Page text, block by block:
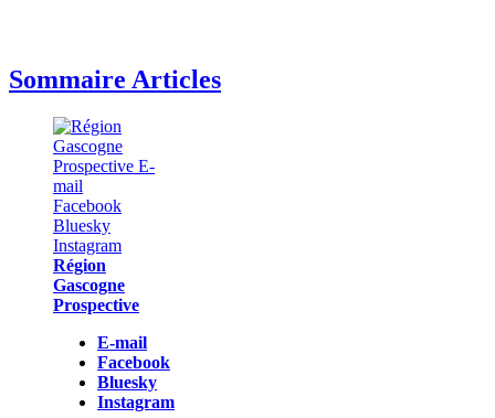
Sommaire Articles
Région
Gascogne
Prospective
E-mail
Facebook
Bluesky
Instagram